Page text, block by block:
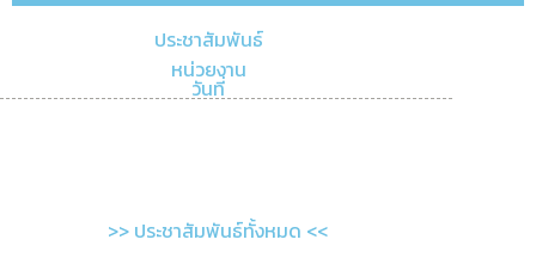
ประชาสัมพันธ์
หน่วยงาน
วันที่
>> ประชาสัมพันธ์ทั้งหมด <<